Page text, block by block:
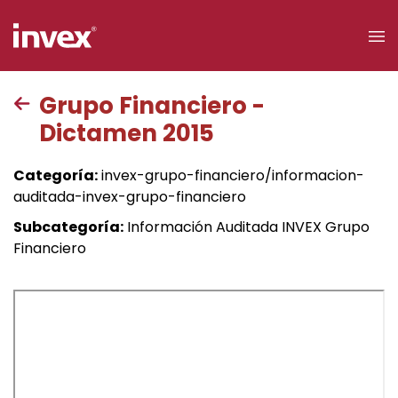
Acceso a
Buscar
Personas
Grupo Financiero -
Dictamen 2015
Categoría:invex-grupo-financiero/informacion-
auditada-invex-grupo-financiero
Subcategoría: Información Auditada INVEX Grupo
Financiero